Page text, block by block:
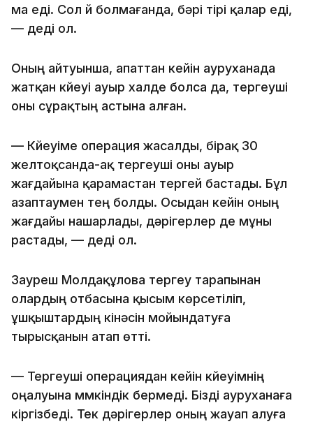
ма еді. Сол үй болмағанда, бәрі тірі қалар еді,
— деді ол.
Оның айтуынша, апаттан кейін ауруханада
жатқан күйеуі ауыр халде болса да, тергеуші
оны сұрақтың астына алған.
— Күйеуіме операция жасалды, бірақ 30
желтоқсанда-ақ тергеуші оны ауыр
жағдайына қарамастан тергей бастады. Бұл
азаптаумен тең болды. Осыдан кейін оның
жағдайы нашарлады, дәрігерлер де мұны
растады, — деді ол.
Зауреш Молдақұлова тергеу тарапынан
олардың отбасына қысым көрсетіліп,
ұшқыштардың кінәсін мойындатуға
тырысқанын атап өтті.
— Тергеуші операциядан кейін күйеуімнің
оңалуына мүмкіндік бермеді. Бізді ауруханаға
кіргізбеді. Тек дәрігерлер оның жауап алуға